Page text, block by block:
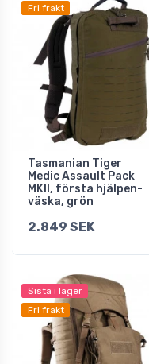
Fri frakt
Tasmanian Tiger
Medic Assault Pack
MKII, första hjälpen-
väska, grön
2.849 SEK
Sista i lager
Fri frakt